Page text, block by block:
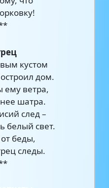
кустом
дом.
ему ветра,
шатра.
след –
белый свет.
беды,
следы.